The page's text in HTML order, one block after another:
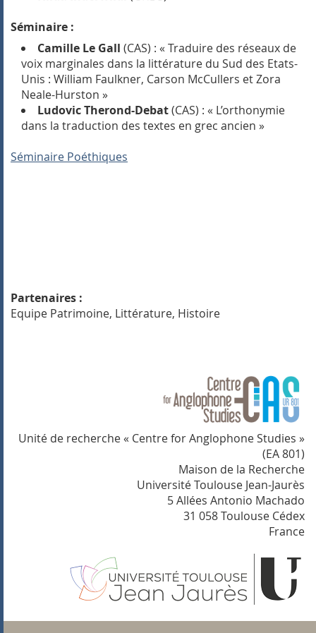
Séminaire :
Camille Le Gall (CAS) : « Traduire des réseaux de
voix marginales dans la littérature du Sud des Etats-
Unis : William Faulkner, Carson McCullers et Zora
Neale-Hurston »
Ludovic Therond-Debat(CAS) : « L’orthonymie
dans la traduction des textes en grec ancien »
Séminaire Poéthiques
Partenaires :
Equipe Patrimoine, Littérature, Histoire
Unité de recherche « Centre for Anglophone Studies »
(EA 801)
Maison de la Recherche
Université Toulouse Jean-Jaurès
5 Allées Antonio Machado
31 058 Toulouse Cédex
France